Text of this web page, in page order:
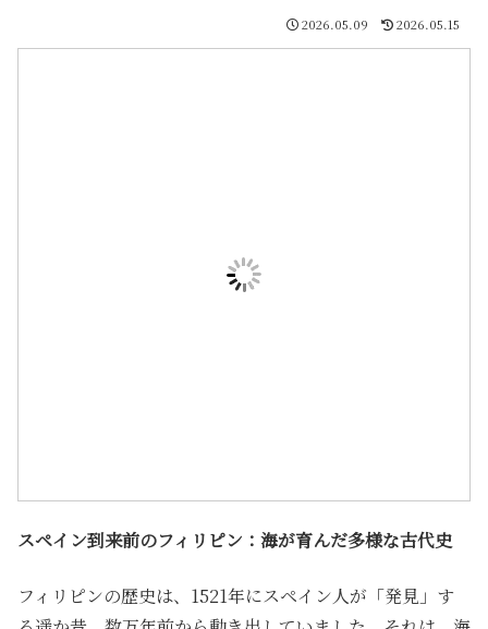
2026.05.09 2026.05.15
スペイン到来前のフィリピン：海が育んだ多様な古代史
フィリピンの歴史は、1521年にスペイン人が「発見」す